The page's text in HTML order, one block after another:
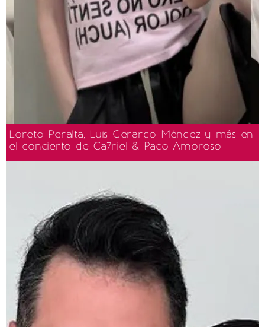
Loreto Peralta, Luis Gerardo Méndez y más en
el concierto de Ca7riel & Paco Amoroso